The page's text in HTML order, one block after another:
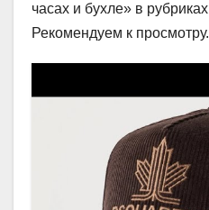
часах и бухле» в
Рекомендуем к просмотру.